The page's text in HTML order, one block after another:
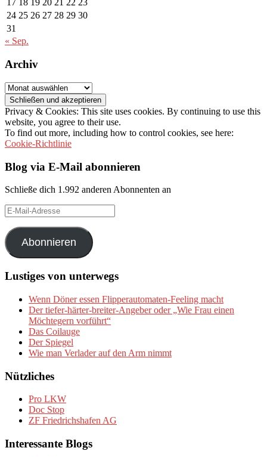
17 18 19 20 21 22 23
24 25 26 27 28 29 30
31
« Sep.
Archiv
Archiv
Privacy & Cookies: This site uses cookies. By continuing to use this
website, you agree to their use.
To find out more, including how to control cookies, see here:
Cookie-Richtlinie
Blog via E-Mail abonnieren
Schließe dich 1.992 anderen Abonnenten an
E-
Mail-
Adresse
Abonnieren
Lustiges von unterwegs
Wenn Döner essen Flipperautomaten-Feeling macht
Der tiefer-härter-breiter-Angeber oder „Wie Frau einen
Möchtegern vorführt“
Das Coilauge
Der Spiegel
Wie man Verlader auf den Arm nimmt
Nützliches
Pro LKW
Doc Stop
ZF Friedrichshafen AG
Interessante Blogs